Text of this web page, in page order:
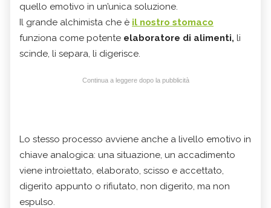
quello emotivo in un’unica soluzione.
Il grande alchimista che è il nostro stomaco
funziona come potente elaboratore di alimenti, li
scinde, li separa, li digerisce.
Continua a leggere dopo la pubblicità
Lo stesso processo avviene anche a livello emotivo in
chiave analogica: una situazione, un accadimento
viene introiettato, elaborato, scisso e accettato,
digerito appunto o rifiutato, non digerito, ma non
espulso.